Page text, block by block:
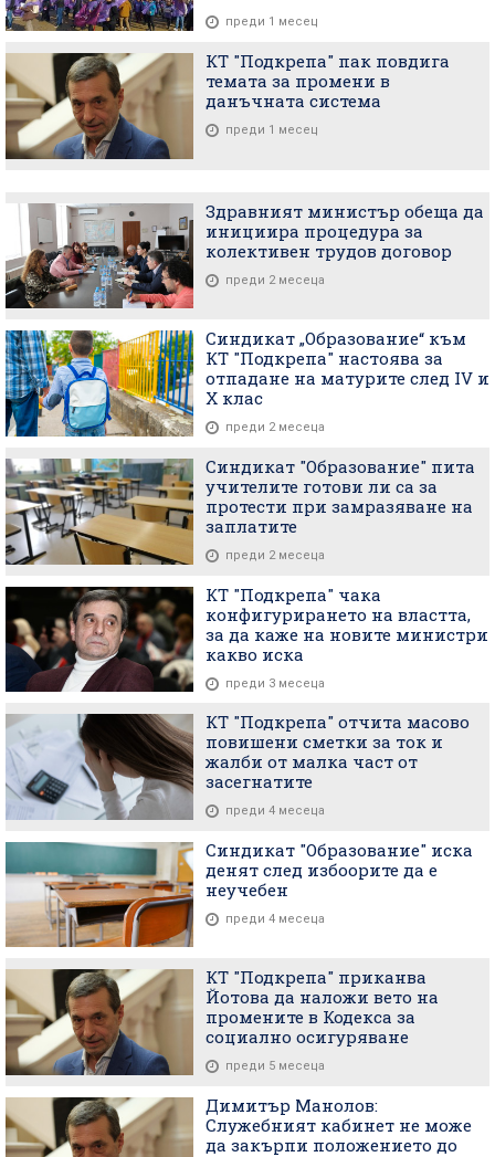
преди 1 месец
КТ "Подкрепа" пак повдига
темата за промени в
данъчната система
преди 1 месец
Здравният министър обеща да
инициира процедура за
колективен трудов договор
преди 2 месеца
Синдикат „Образование“ към
КТ "Подкрепа" настоява за
отпадане на матурите след IV и
X клас
преди 2 месеца
Синдикат "Образование" пита
учителите готови ли са за
протести при замразяване на
заплатите
преди 2 месеца
КТ "Подкрепа" чака
конфигурирането на властта,
за да каже на новите министри
какво иска
преди 3 месеца
КТ "Подкрепа" отчита масово
повишени сметки за ток и
жалби от малка част от
засегнатите
преди 4 месеца
Синдикат "Образование" иска
денят след избоорите да е
неучебен
преди 4 месеца
КТ "Подкрепа" приканва
Йотова да наложи вето на
промените в Кодекса за
социално осигуряване
преди 5 месеца
Димитър Манолов:
Служебният кабинет не може
да закърпи положението до